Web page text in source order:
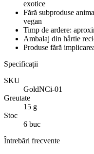
exotice
Fără subproduse
vegan
Timp de ardere:
Ambalaj din hârtie
Produse fără
Specificații
SKU
GoldNCi-01
Greutate
15 g
Stoc
6 buc
Întrebări frecvente